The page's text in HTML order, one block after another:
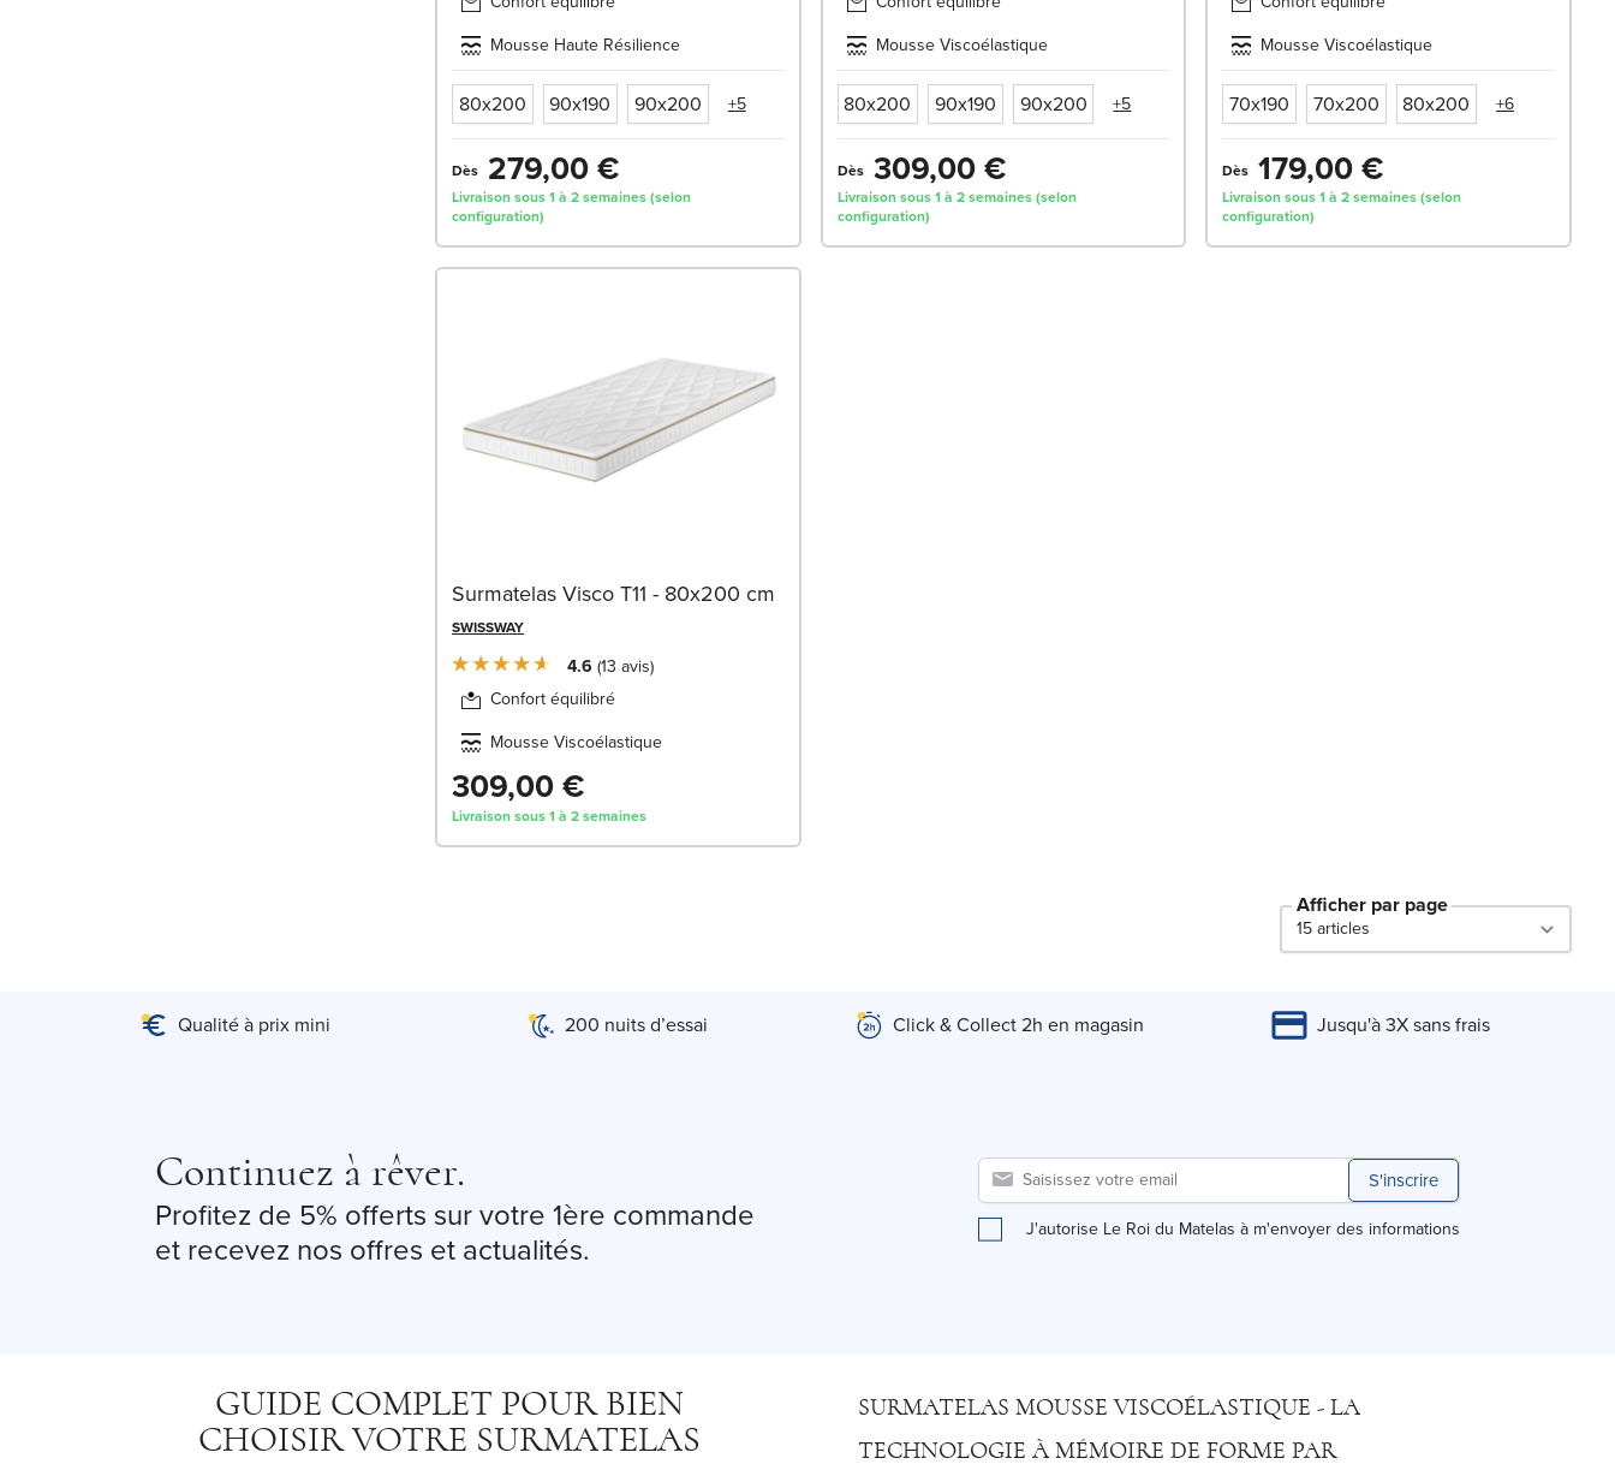
Mousse Haute Résilience
80x200 90x190 90x200 +5
Dès 279,00 €
Livraison sous 1 à 2 semaines (selon
configuration)
Mousse Viscoélastique
80x200 90x190 90x200 +5
Dès 309,00 €
Livraison sous 1 à 2 semaines (selon
configuration)
Mousse Viscoélastique
70x190 70x200 80x200 +6
Dès 179,00 €
Livraison sous 1 à 2 semaines (selon
configuration)
Surmatelas Visco T11 - 80x200 cm
SWISSWAY
4.6 13 avis
Confort équilibré
Mousse Viscoélastique
309,00 €
Livraison sous 1 à 2 semaines
Afficher par page
Qualité à prix mini 200 nuits d’essai Click & Collect 2h en magasin Jusqu'à 3X sans frais
Continuez à rêver.
Profitez de 5% offerts sur votre 1ère commande
et recevez nos offres et actualités.
S'inscrire
J'autorise Le Roi du Matelas à m'envoyer des informations
GUIDE COMPLET POUR BIEN
CHOISIR VOTRE SURMATELAS
SURMATELAS MOUSSE VISCOÉLASTIQUE - LA
TECHNOLOGIE À MÉMOIRE DE FORME PAR